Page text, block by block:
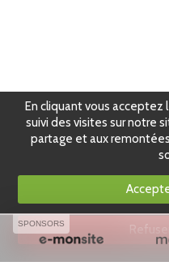
SPONSORS
En cliquant vous
suivi des visites sur notre
partage et aux